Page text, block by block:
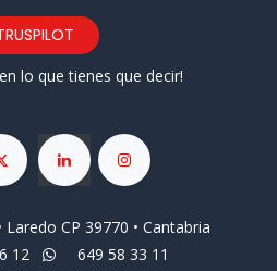
lo que tienes que decir!
CP 39770 • Cantabria
12
649 58 33 11